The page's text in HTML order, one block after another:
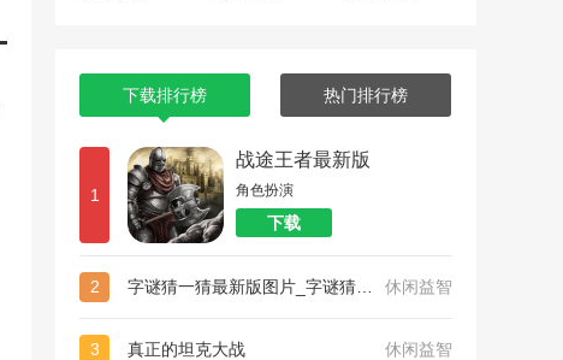
下载排行榜 热门排行榜
1
战途王者最新版
角色扮演
下载
2 休闲益智
3 真正的坦克大战 休闲益智